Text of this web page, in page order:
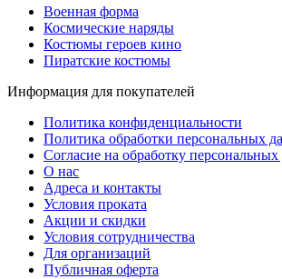
Военная форма
Космические наряды
Костюмы героев кино
Пиратские костюмы
Информация для покупателей
Политика конфиденциальности
Политика обработки персональных
Согласие на обработку
О нас
Адреса и контакты
Условия проката
Акции и скидки
Условия сотрудничества
Для организаций
Публичная оферта